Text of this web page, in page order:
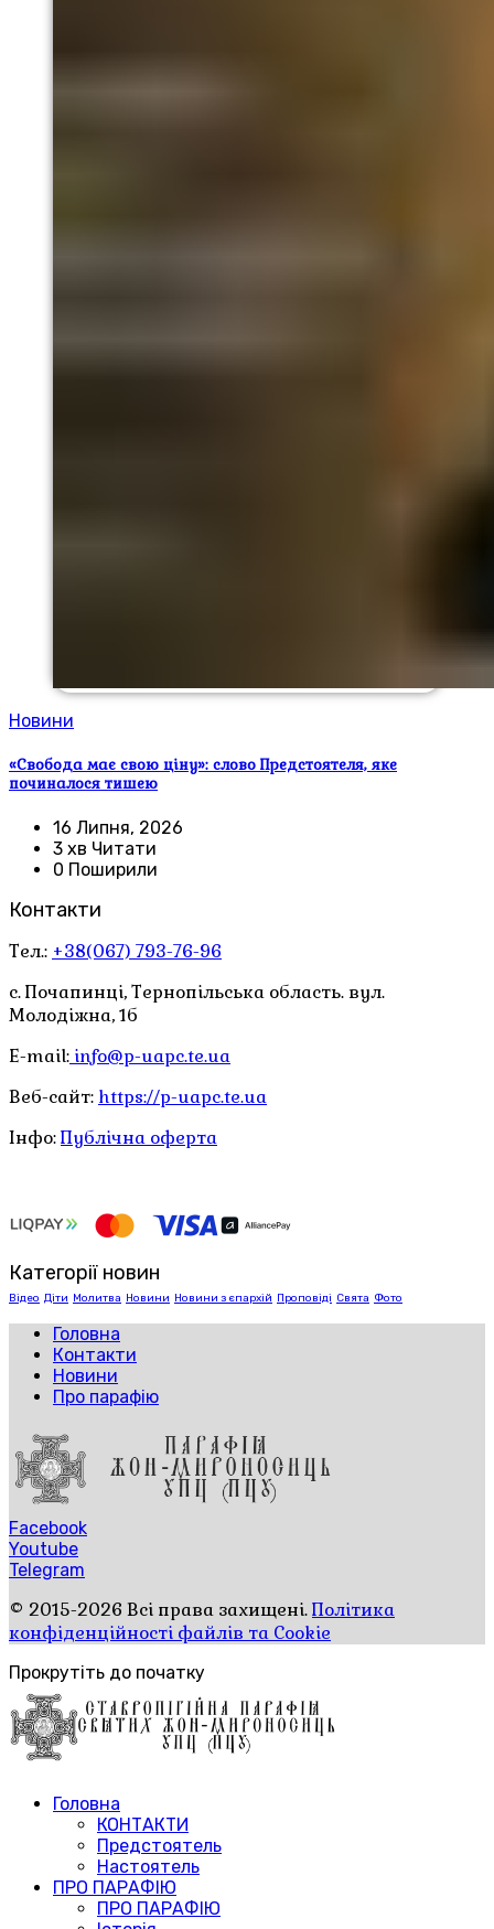
Новини
«Свобода має свою ціну»: слово Предстоятеля, яке
починалося тишею
16 Липня, 2026
3 хв Читати
0 Поширили
Контакти
Тел.: +38(067) 793-76-96
с. Почапинці, Тернопільська область. вул.
Молодіжна, 1б
E-mail: info@p-uapc.te.ua
Веб-сайт: https://p-uapc.te.ua
Інфо:Публічна оферта
Категорії новин
Відео Діти Молитва Новини Новини з єпархій Проповіді Свята Фото
Головна
Контакти
Новини
Про парафію
Facebook
Youtube
Telegram
© 2015-2026 Всі права захищені.Політика
конфіденційності файлів та Cookie
Прокрутіть до початку
Головна
КОНТАКТИ
Предстоятель
Настоятель
ПРО ПАРАФІЮ
ПРО ПАРАФІЮ